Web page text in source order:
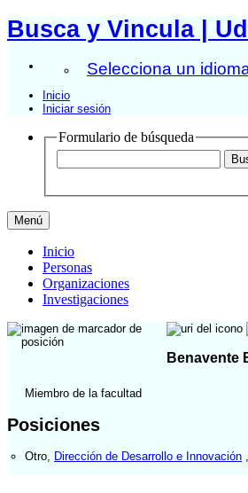
Busca y Vincula |
Selecciona un
Inicio
Iniciar sesión
Formulario de búsqueda
Menú
Inicio
Personas
Organizaciones
Investigaciones
Benavente
Miembro de la facultad
Posiciones
Otro Dirección de Desarrollo e Innovación